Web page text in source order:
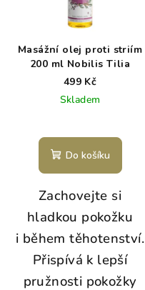
Masážní olej proti striím
200 ml Nobilis Tilia
499 Kč
Skladem
hodnocení
produktu
z
hvězdiček.
Do košíku
Zachovejte si
hladkou pokožku
i během těhotenství.
Přispívá k lepší
pružnosti pokožky